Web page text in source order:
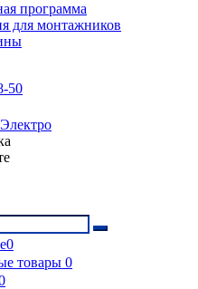
программа
для монтажников
50
0
товары 0